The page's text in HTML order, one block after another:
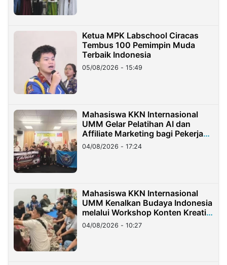
Ketua MPK Labschool Ciracas
Tembus 100 Pemimpin Muda
Terbaik Indonesia
05/08/2026 - 15:49
Mahasiswa KKN Internasional
UMM Gelar Pelatihan AI dan
Affiliate Marketing bagi Pekerja
Migran Indonesia di Taiwan
04/08/2026 - 17:24
Mahasiswa KKN Internasional
UMM Kenalkan Budaya Indonesia
melalui Workshop Konten Kreatif
di Taiwan
04/08/2026 - 10:27